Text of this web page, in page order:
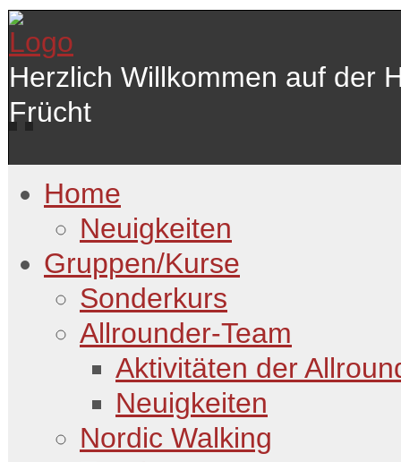
Herzlich Willkommen auf der
Frücht
Home
Neuigkeiten
Gruppen/Kurse
Sonderkurs
Allrounder-Team
Aktivitäten der
Neuigkeiten
Nordic Walking